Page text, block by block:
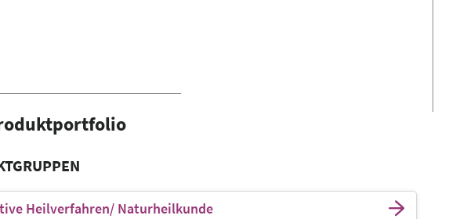
Heilverfahren/ Naturheilkunde